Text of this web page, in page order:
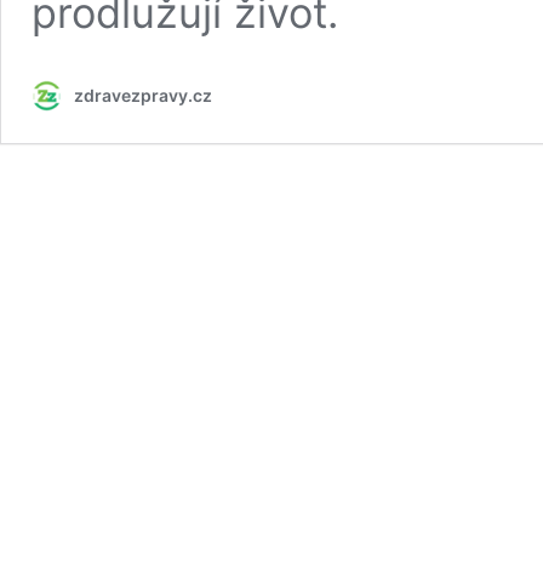
prodlužují život.
zdravezpravy.cz